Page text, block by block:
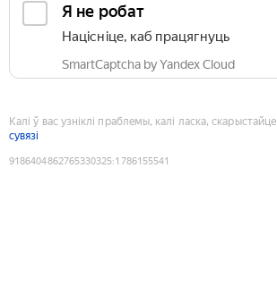
Я не робат
Націсніце, каб працягнуць
SmartCaptcha by Yandex Cloud
Калі ў вас узніклі праблемы, калі ласка, скарыстайце
сувязі
9186404862765330325:1786155541